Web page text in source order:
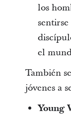
los
el
También
jóvenes a
Young